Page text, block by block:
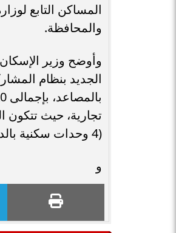
المساكن التابع
والمحافظة.
(4 وحدات سكنية بالدور)، بالإضافة إلى تنفيذ البنية الأساسية لـ75 قطعة أرض.
و